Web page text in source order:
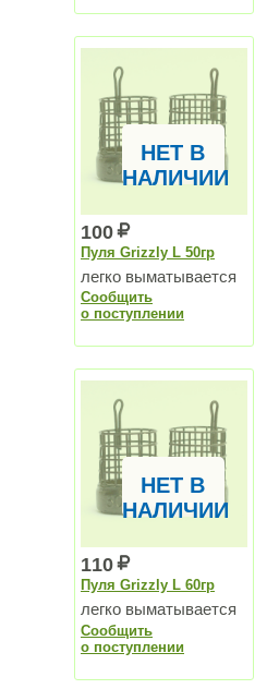
НЕТ В
НАЛИЧИИ
100
Пуля Grizzly L 50гр
легко выматывается
Сообщить
о поступлении
НЕТ В
НАЛИЧИИ
110
Пуля Grizzly L 60гр
легко выматывается
Сообщить
о поступлении